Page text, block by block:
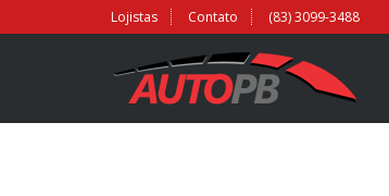
Lojistas Contato (83) 3099-3488